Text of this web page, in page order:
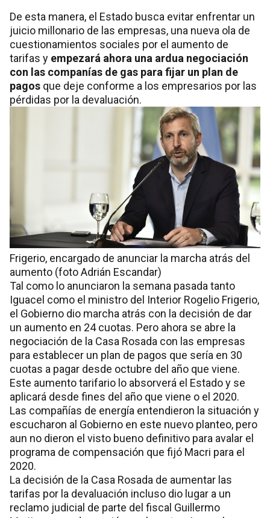
De esta manera, el Estado busca evitar enfrentar un
juicio millonario de las empresas, una nueva ola de
cuestionamientos sociales por el aumento de
tarifas y empezará ahora una ardua negociación
con las companías de gas para fijar un plan de
pagos que deje conforme a los empresarios por las
pérdidas por la devaluación.
Frigerio, encargado de anunciar la marcha atrás del
aumento (foto Adrián Escandar)
Tal como lo anunciaron la semana pasada tanto
Iguacel como el ministro del Interior Rogelio Frigerio,
el Gobierno dio marcha atrás con la decisión de dar
un aumento en 24 cuotas. Pero ahora se abre la
negociación de la Casa Rosada con las empresas
para establecer un plan de pagos que sería en 30
cuotas a pagar desde octubre del año que viene.
Este aumento tarifario lo absorverá el Estado y se
aplicará desde fines del año que viene o el 2020.
Las compañías de energía entendieron la situación y
escucharon al Gobierno en este nuevo planteo, pero
aun no dieron el visto bueno definitivo para avalar el
programa de compensación que fijó Macri para el
2020.
La decisión de la Casa Rosada de aumentar las
tarifas por la devaluación incluso dio lugar a un
reclamo judicial de parte del fiscal Guillermo